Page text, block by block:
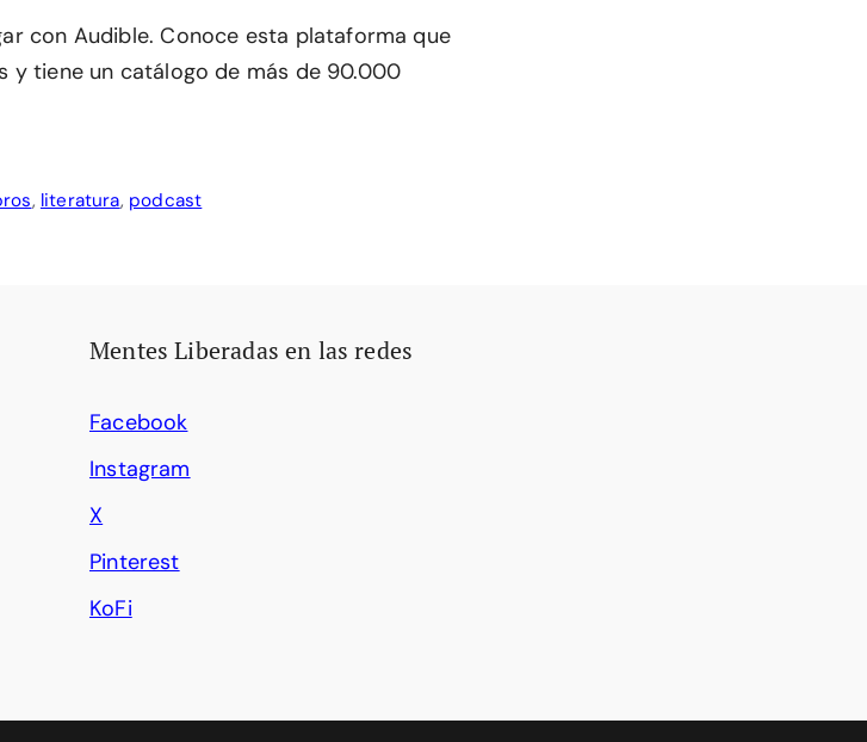
con Audible. Conoce esta plataforma que
y tiene un catálogo de más de 90.000
, literatura, podcast
Mentes Liberadas en las redes
Facebook
Instagram
X
Pinterest
KoFi